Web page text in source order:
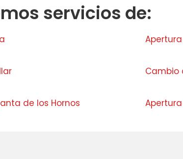
servicios de:
Cambio
de los Hornos